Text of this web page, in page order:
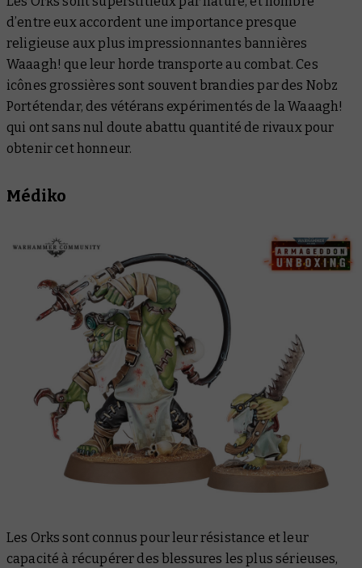
d’entre eux accordent une importance presque
religieuse aux plus impressionnantes bannières
Waaagh! que leur horde transporte au combat. Ces
icônes grossières sont souvent brandies par des Nobz
Portétendar, des vétérans expérimentés de la Waaagh!
qui ont sans nul doute abattu quantité de rivaux pour
obtenir cet honneur.
Médiko
Les Orks sont connus pour leur résistance et leur
capacité à récupérer des blessures les plus sérieuses,